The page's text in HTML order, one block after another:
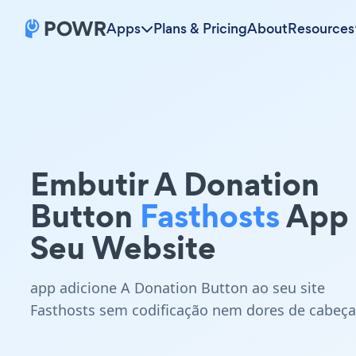
Apps Plans & PricingAboutResources
Embutir A Donation
Button Fasthosts
Seu Website
app adicione A Donation Button ao seu site
Fasthosts sem codificação nem dores de